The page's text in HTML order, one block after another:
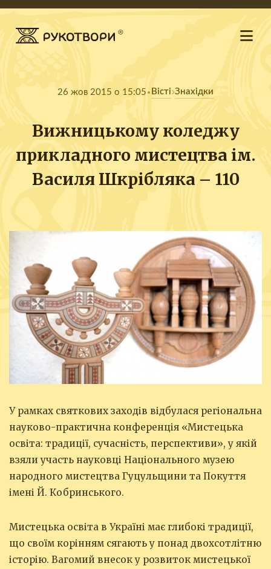
26 жов 2015 о 15:05 Вісті Знахідки
Вижницькому коледжу
прикладного мистецтва ім.
Василя Шкрібляка – 110
У рамках святкових заходів відбулася регіональна
науково-практична конференція «Мистецька
освіта: традиції, сучасність, перспективи», у якій
взяли участь науковці Національного музею
народного мистецтва Гуцульщини та Покуття
імені Й. Кобринського.
Мистецька освіта в Україні має глибокі традиції,
що своїм корінням сягають у понад двохсотлітню
історію. Вагомий внесок у розвиток мистецької